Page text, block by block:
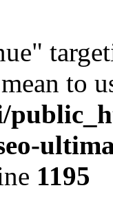
to
1195